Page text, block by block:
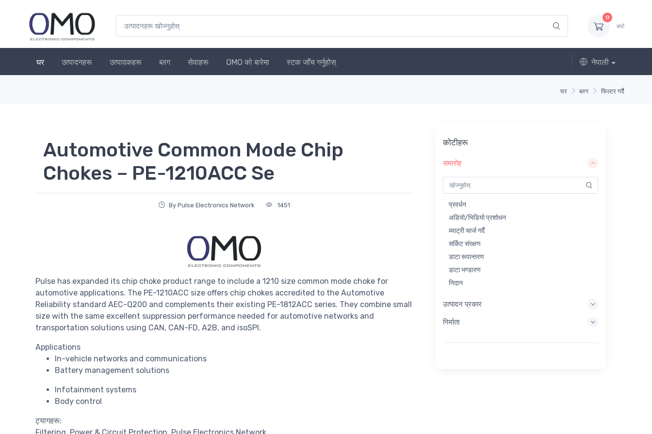
0
कार्ट
घर उत्पादनहरू उत्पादकहरू ब्लग सेवाहरू OMO को बारेमा स्टक जाँच गर्नुहोस् नेपाली
घर ब्लग फिल्टर गर्दै
Automotive Common Mode Chip
Chokes – PE-1210ACC Se
By Pulse Electronics Network 1451
Pulse has expanded its chip choke product range to include a 1210 size common mode choke for
automotive applications. The PE-1210ACC size offers chip chokes accredited to the Automotive
Reliability standard AEC-Q200 and complements their existing PE-1812ACC series. They combine small
size with the same excellent suppression performance needed for automotive networks and
transportation solutions using CAN, CAN-FD, A2B, and isoSPI.
Applications
In-vehicle networks and communications
Battery management solutions
Infotainment systems
Body control
ट्यागहरू:
कोटीहरू
समारोह
प्रवर्धन
अडियो/भिडियो प्रशोधन
ब्याट्री चार्ज गर्दै
सर्किट संरक्षण
डाटा रूपान्तरण
डाटा भण्डारण
निदान
इम्बेडेड प्रशोधन
ऊर्जा सङ्कलन
उत्पादन प्रकार
निर्माता